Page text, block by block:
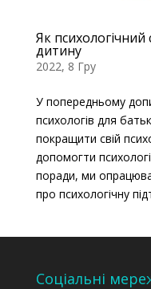
Як
дитину
2022, 8 Гру
У попередньому
психологів для
покращити свій
допомогти
поради, ми
про психологічну
Соціальні